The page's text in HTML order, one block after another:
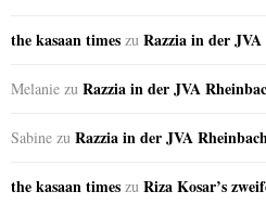
the kasaan times zu Razzia in der
Melanie zu Razzia in der JVA
Sabine zu Razzia in der JVA
the kasaan times zu Riza Kosar’s